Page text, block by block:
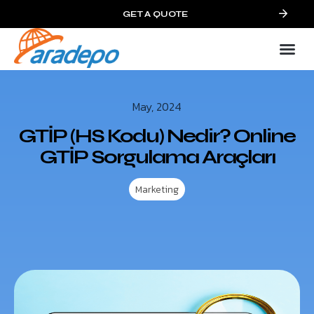
GET A QUOTE
May, 2024
GTİP (HS Kodu) Nedir? Online
GTİP Sorgulama Araçları
Marketing